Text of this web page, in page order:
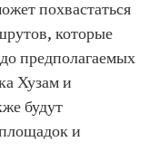
похвастаться
которые
предполагаемых
Хузам и
будут
и